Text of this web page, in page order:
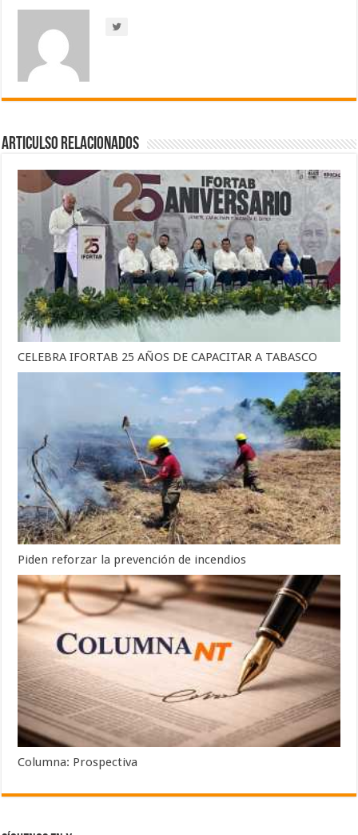
Articulso Relacionados
CELEBRA IFORTAB 25 AÑOS DE CAPACITAR A TABASCO
Piden reforzar la prevención de incendios
Columna: Prospectiva